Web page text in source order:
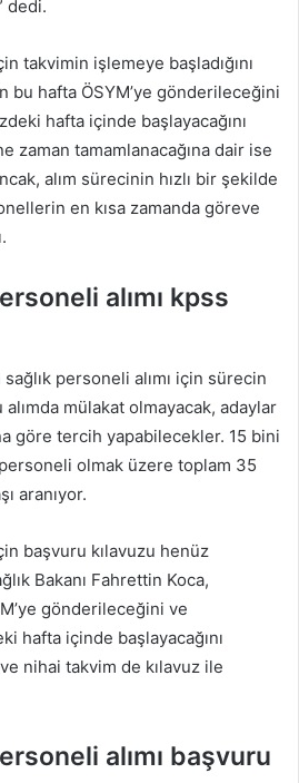
dedi.
takvimin işlemeye başladığını
bu hafta ÖSYM’ye gönderileceğini
hafta içinde başlayacağını
zaman tamamlanacağına dair ise
alım sürecinin hızlı bir şekilde
en kısa zamanda göreve
alımı kpss
sağlık personeli alımı için sürecin
alımda mülakat olmayacak, adaylar
göre tercih yapabilecekler. 15 bini
olmak üzere toplam 35
aranıyor.
başvuru kılavuzu henüz
Bakanı Fahrettin Koca,
gönderileceğini ve
hafta içinde başlayacağını
nihai takvim de kılavuz ile
alımı başvuru